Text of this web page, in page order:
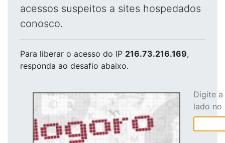
acessos suspeitos a sites hospedados
conosco.
Para liberar o acesso do IP 216.73.216.169,
responda ao desafio abaixo.
Digite
lado no